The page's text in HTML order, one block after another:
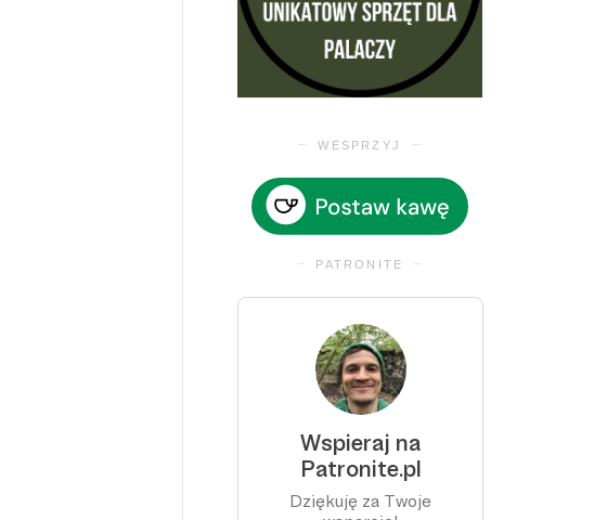
WESPRZYJ
PATRONITE